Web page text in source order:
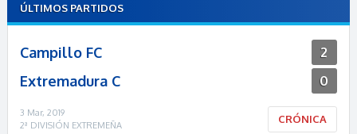
ÚLTIMOS PARTIDOS
Campillo FC 2
Extremadura C 0
3 Mar, 2019
2ª DIVISIÓN EXTREMEÑA
CRÓNICA